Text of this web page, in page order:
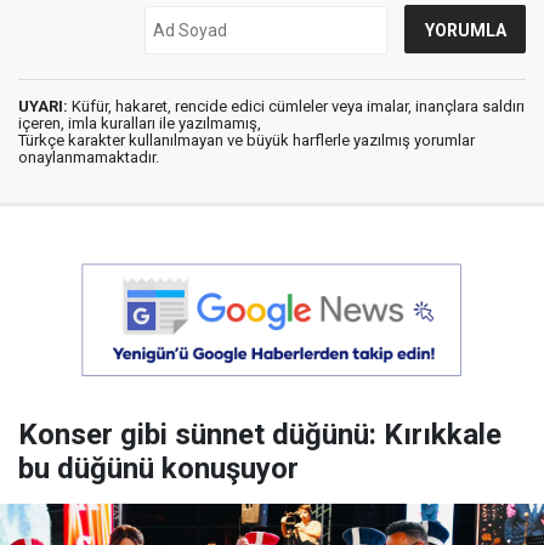
UYARI: Küfür, hakaret, rencide edici cümleler veya imalar, inançlara saldırı
içeren, imla kuralları ile yazılmamış,
Türkçe karakter kullanılmayan ve büyük harflerle yazılmış yorumlar
onaylanmamaktadır.
Konser gibi sünnet düğünü: Kırıkkale
bu düğünü konuşuyor